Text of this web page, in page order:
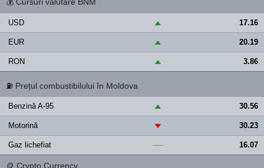
USD ▲ 17.16
EUR ▲ 20.19
RON ▲ 3.86
⛽ Prețul combustibilului în Moldova
Benzină A-95 ▲ 30.56
Motorină ▼ 30.23
Gaz lichefiat — 16.07
🪙 Crypto Currency